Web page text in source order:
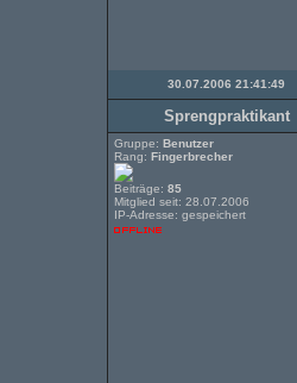
30.07.2006 21:41:49
Sprengpraktikant
Gruppe: Benutzer
Rang: Fingerbrecher
Beiträge: 85
Mitglied seit: 28.07.2006
IP-Adresse: gespeichert